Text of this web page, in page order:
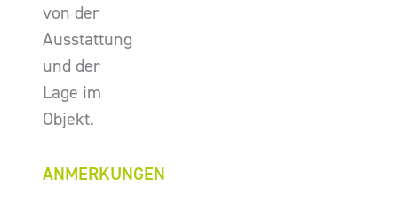
von der
Ausstattung
und der
Lage im
Objekt.
ANMERKUNGEN